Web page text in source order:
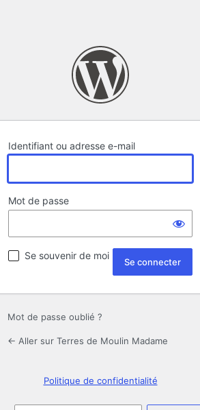
Identifiant ou adresse e-mail
Mot de passe
Se souvenir de moi
Mot de passe oublié ?
← Aller sur Terres de Moulin Madame
Politique de confidentialité